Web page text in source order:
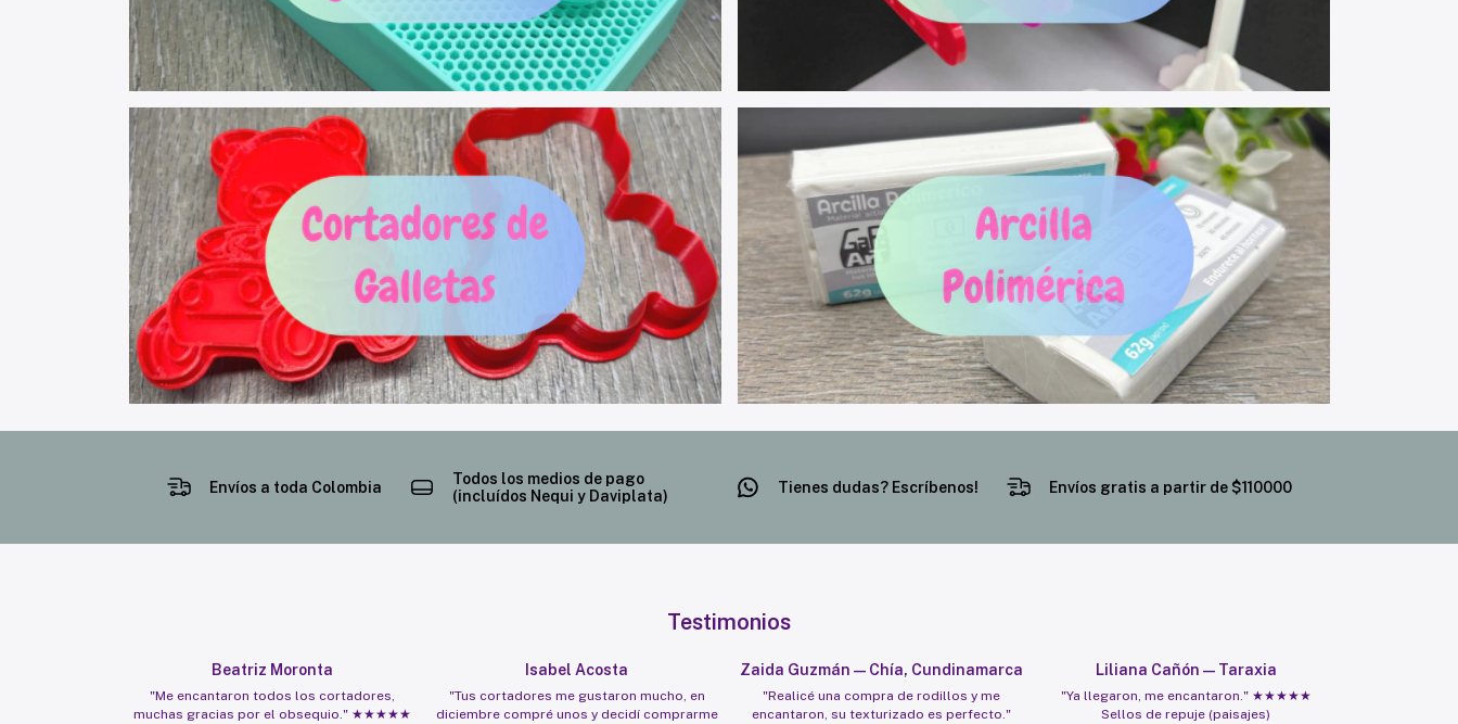
Envíos a toda Colombia
Todos los medios de pago
(incluídos Nequi y Daviplata)
Tienes dudas? Escríbenos! Envíos gratis a partir de $110000
Testimonios
Beatriz Moronta
"Me encantaron todos los cortadores,
muchas gracias por el obsequio." ★★★★★
Isabel Acosta
"Tus cortadores me gustaron mucho, en
diciembre compré unos y decidí comprarme
Zaida Guzmán — Chía, Cundinamarca
"Realicé una compra de rodillos y me
encantaron, su texturizado es perfecto."
Liliana Cañón — Taraxia
"Ya llegaron, me encantaron." ★★★★★
Sellos de repuje (paisajes)